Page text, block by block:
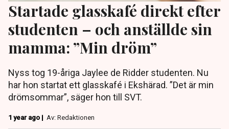
Startade glasskafé direkt efter
studenten – och anställde sin
mamma: ”Min dröm”
Nyss tog 19-åriga Jaylee de Ridder studenten. Nu
har hon startat ett glasskafé i Ekshärad. ”Det är min
drömsommar”, säger hon till SVT.
1 year ago | Av: Redaktionen